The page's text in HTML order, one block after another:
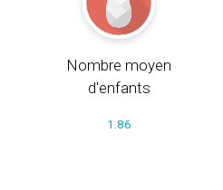
Nombre moyen
d'enfants
1.86